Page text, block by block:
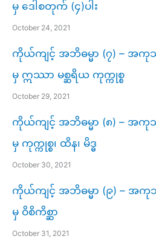
မှ ဒေါစတုက် (၄)ပါး
October 24, 2021
ကိုယ်ကျင့် အဘိဓမ္မာ (၇) – အ
မှ ဣဿာ မစ္ဆရိယ ကုက္ကုစ္စ
October 29, 2021
ကိုယ်ကျင့် အဘိဓမ္မာ (၈) – အ
မှ ကုက္ကုစ္စ၊ ထိန၊ မိဒ္ဓ
October 30, 2021
ကိုယ်ကျင့် အဘိဓမ္မာ (၉) – အ
မှ ဝိစိကိစ္ဆာ
October 31, 2021